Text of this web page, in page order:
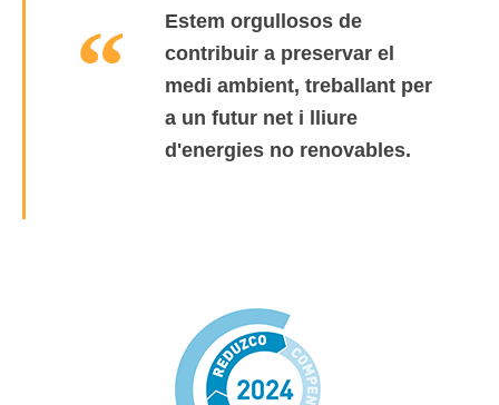
Estem orgullosos de
contribuir a preservar el
medi ambient, treballant per
a un futur net i lliure
d'energies no renovables.